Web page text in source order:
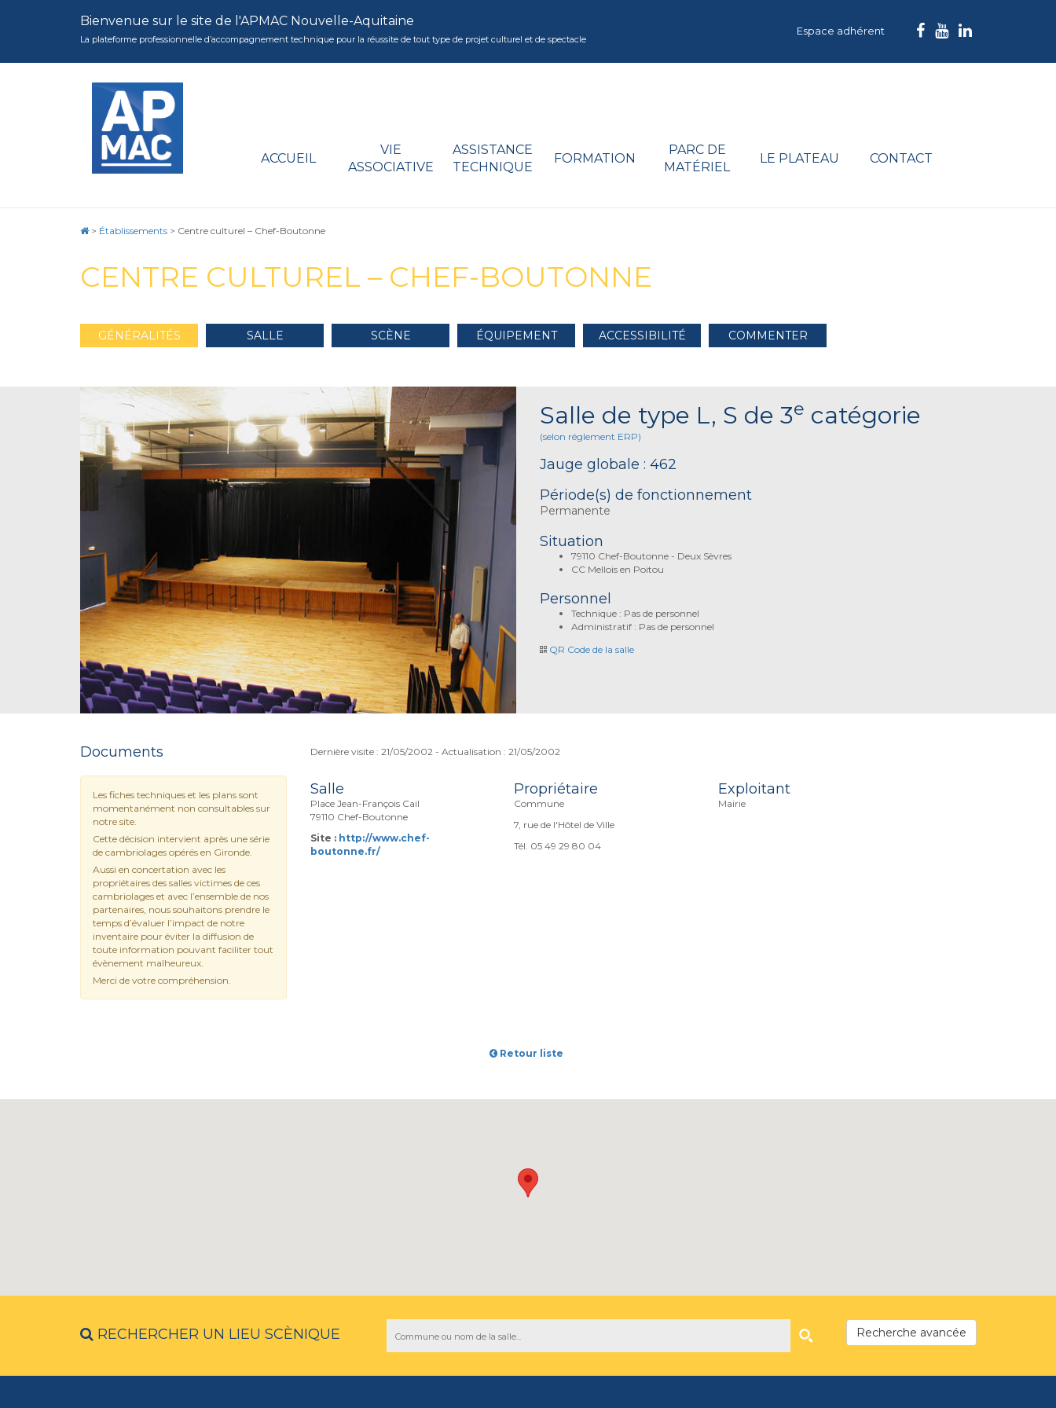
Bienvenue sur le site de l'APMAC Nouvelle-Aquitaine
La plateforme professionnelle d’accompagnement technique pour la réussite de tout type de projet culturel et de spectacle
Espace adhérent
ACCUEIL
VIE
ASSOCIATIVE
ASSISTANCE
TECHNIQUE
FORMATION
PARC DE
MATÉRIEL
LE PLATEAU CONTACT
> Établissements > Centre culturel – Chef-Boutonne
CENTRE CULTUREL – CHEF-BOUTONNE
GÉNÉRALITÉS SALLE SCÈNE ÉQUIPEMENT ACCESSIBILITÉ COMMENTER
Salle de type L, S de 3e catégorie
(selon réglement ERP)
Jauge globale : 462
Période(s) de fonctionnement
Permanente
Situation
79110 Chef-Boutonne - Deux Sèvres
CC Mellois en Poitou
Personnel
Technique : Pas de personnel
Administratif : Pas de personnel
QR Code de la salle
Documents
Les fiches techniques et les plans sont
momentanément non consultables sur
notre site.
Cette décision intervient après une série
de cambriolages opérés en Gironde.
Aussi en concertation avec les
propriétaires des salles victimes de ces
cambriolages et avec l’ensemble de nos
partenaires, nous souhaitons prendre le
temps d’évaluer l’impact de notre
inventaire pour éviter la diffusion de
toute information pouvant faciliter tout
évènement malheureux.
Merci de votre compréhension.
Dernière visite : 21/05/2002 - Actualisation : 21/05/2002
Salle
Place Jean-François Cail
79110 Chef-Boutonne
Site : http://www.chef-
boutonne.fr/
Propriétaire
Commune
7, rue de l'Hôtel de Ville
Tél. 05 49 29 80 04
Exploitant
Mairie
Retour liste
RECHERCHER UN LIEU SCÈNIQUE Recherche avancée